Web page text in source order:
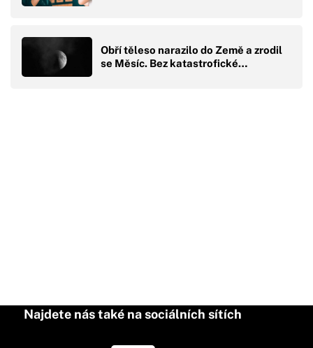
Obří těleso narazilo do Země a zrodil
se Měsíc. Bez katastrofické…
Najdete nás také na sociálních sítích